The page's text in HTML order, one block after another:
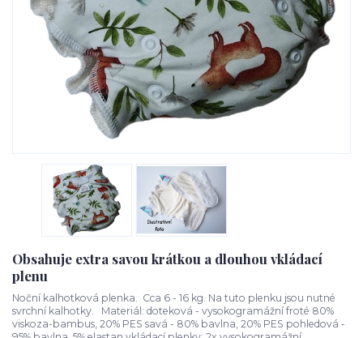
Obsahuje extra savou krátkou a dlouhou vkládací
plenu
Noční kalhotková plenka. Cca 6 - 16 kg. Na tuto plenku jsou nutné
svrchní kalhotky. Materiál: doteková - vysokogramážní froté 80%
viskoza-bambus, 20% PES savá - 80% bavlna, 20% PES pohledová -